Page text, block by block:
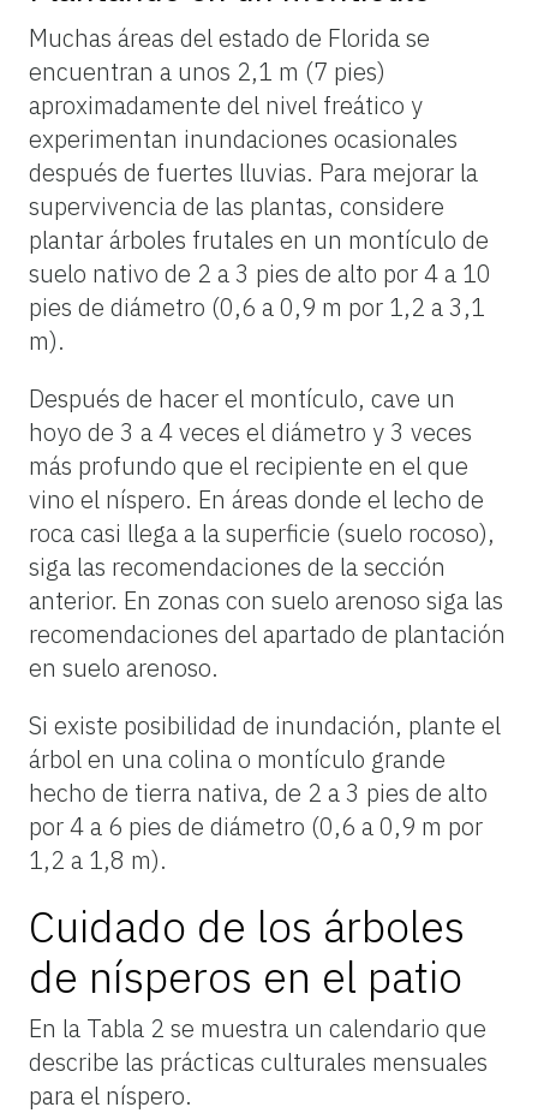
Muchas áreas del estado de Florida se
encuentran a unos 2,1 m (7 pies)
aproximadamente del nivel freático y
experimentan inundaciones ocasionales
después de fuertes lluvias. Para mejorar la
supervivencia de las plantas, considere
plantar árboles frutales en un montículo de
suelo nativo de 2 a 3 pies de alto por 4 a 10
pies de diámetro (0,6 a 0,9 m por 1,2 a 3,1
m).
Después de hacer el montículo, cave un
hoyo de 3 a 4 veces el diámetro y 3 veces
más profundo que el recipiente en el que
vino el níspero. En áreas donde el lecho de
roca casi llega a la superficie (suelo rocoso),
siga las recomendaciones de la sección
anterior. En zonas con suelo arenoso siga las
recomendaciones del apartado de plantación
en suelo arenoso.
Si existe posibilidad de inundación, plante el
árbol en una colina o montículo grande
hecho de tierra nativa, de 2 a 3 pies de alto
por 4 a 6 pies de diámetro (0,6 a 0,9 m por
1,2 a 1,8 m).
Cuidado de los árboles
de nísperos en el patio
En la Tabla 2 se muestra un calendario que
describe las prácticas culturales mensuales
para el níspero.